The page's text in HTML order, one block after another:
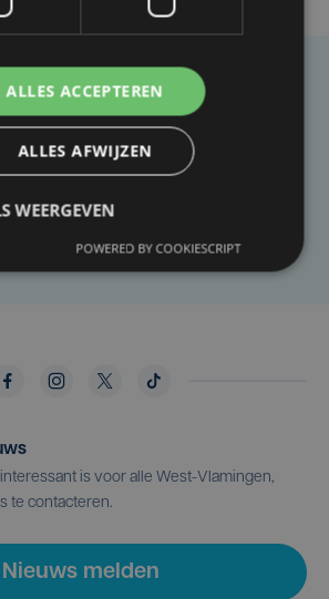
opgemerkt?
of schrijffout opgemerkt in dit
artikel?
is voor alle West-Vlamingen,
te contacteren.
Nieuws melden
ALLES ACCEPTEREN
ALLES AFWIJZEN
WEERGEVEN
POWERED BY COOKIESCRIPT